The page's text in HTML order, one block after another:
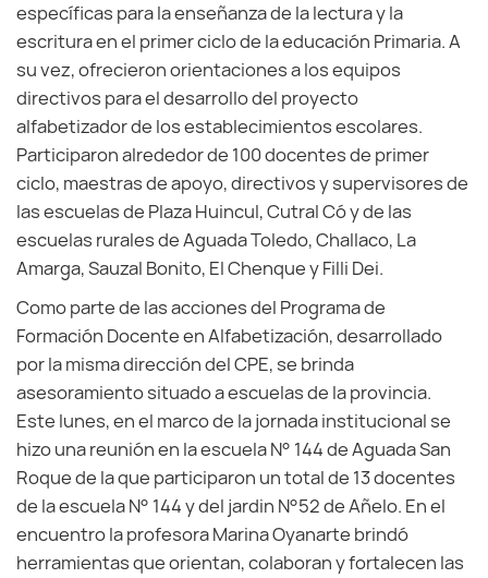
específicas para la enseñanza de la lectura y la
escritura en el primer ciclo de la educación Primaria. A
su vez, ofrecieron orientaciones a los equipos
directivos para el desarrollo del proyecto
alfabetizador de los establecimientos escolares.
Participaron alrededor de 100 docentes de primer
ciclo, maestras de apoyo, directivos y supervisores de
las escuelas de Plaza Huincul, Cutral Có y de las
escuelas rurales de Aguada Toledo, Challaco, La
Amarga, Sauzal Bonito, El Chenque y Filli Dei.
Como parte de las acciones del Programa de
Formación Docente en Alfabetización, desarrollado
por la misma dirección del CPE, se brinda
asesoramiento situado a escuelas de la provincia.
Este lunes, en el marco de la jornada institucional se
hizo una reunión en la escuela N° 144 de Aguada San
Roque de la que participaron un total de 13 docentes
de la escuela N° 144 y del jardin N°52 de Añelo. En el
encuentro la profesora Marina Oyanarte brindó
herramientas que orientan, colaboran y fortalecen las